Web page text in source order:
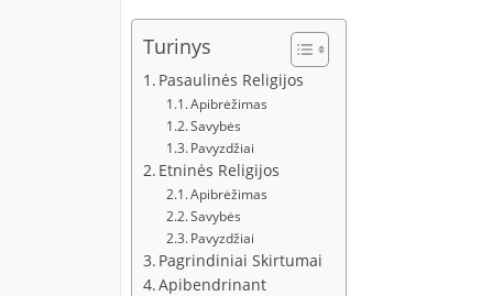
Turinys
Pasaulinės Religijos
Apibrėžimas
Savybės
Pavyzdžiai
Etninės Religijos
Apibrėžimas
Savybės
Pavyzdžiai
Pagrindiniai Skirtumai
Apibendrinant